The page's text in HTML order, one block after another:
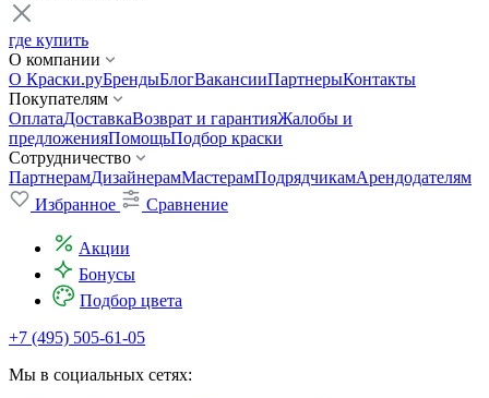
где купить
О компании
О Краски.руБрендыБлогВакансииПартнерыКонтакты
Покупателям
ОплатаДоставкаВозврат и гарантияЖалобы и
предложенияПомощьПодбор краски
Сотрудничество
ПартнерамДизайнерамМастерамПодрядчикамАрендодателям
Избранное
Сравнение
Акции
Бонусы
Подбор цвета
+7 (495) 505-61-05
Мы в социальных сетях: